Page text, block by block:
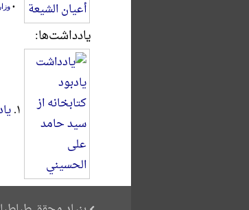
•
یادداشت‌ها:
۱.